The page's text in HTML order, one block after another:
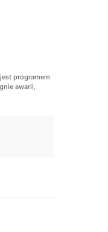
programem
awarii,